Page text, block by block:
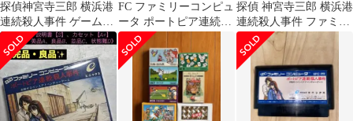
探偵神宮寺三郎 横浜港
連続殺人事件 ゲーム必
勝法シリーズ
FC ファミリーコンピュ
ータ ポートピア連続殺
人事件
探偵 神宮寺三郎 横浜港
連続殺人事件 ファミコ
ンソフト 動作確認済み